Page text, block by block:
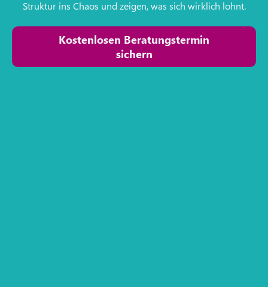
Struktur ins Chaos und zeigen, was sich wirklich lohnt.
Kostenlosen Beratungstermin
sichern